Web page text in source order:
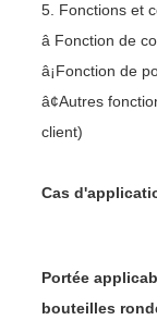
5. Fonctions et
â Fonction de
â¡Fonction de
â¢Autres
client)
Cas
Portée
bouteilles